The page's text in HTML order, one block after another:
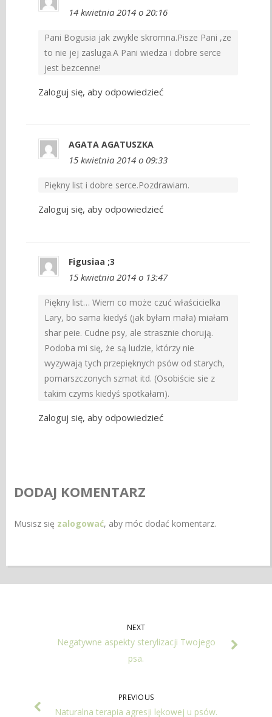
14 kwietnia 2014 o 20:16
Pani Bogusia jak zwykle skromna.Pisze Pani ,ze
to nie jej zasluga.A Pani wiedza i dobre serce
jest bezcenne!
Zaloguj się, aby odpowiedzieć
AGATA AGATUSZKA
15 kwietnia 2014 o 09:33
Piękny list i dobre serce.Pozdrawiam.
Zaloguj się, aby odpowiedzieć
Figusiaa ;3
15 kwietnia 2014 o 13:47
Piękny list… Wiem co może czuć właścicielka
Lary, bo sama kiedyś (jak byłam mała) miałam
shar peie. Cudne psy, ale strasznie chorują.
Podoba mi się, że są ludzie, którzy nie
wyzywają tych przepięknych psów od starych,
pomarszczonych szmat itd. (Osobiście sie z
takim czyms kiedyś spotkałam).
Zaloguj się, aby odpowiedzieć
DODAJ KOMENTARZ
Musisz się zalogować, aby móc dodać komentarz.
NEXT
Negatywne aspekty sterylizacji Twojego
psa.
PREVIOUS
Naturalna terapia agresji lękowej u psów.